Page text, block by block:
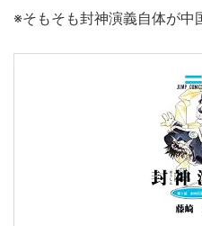
※そもそも封神演義自体が中